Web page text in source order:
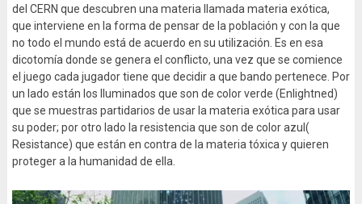
del CERN que descubren una materia llamada materia exótica,
que interviene en la forma de pensar de la población y con la que
no todo el mundo está de acuerdo en su utilización. Es en esa
dicotomía donde se genera el conflicto, una vez que se comience
el juego cada jugador tiene que decidir a que bando pertenece. Por
un lado están los Iluminados que son de color verde (Enlightned)
que se muestras partidarios de usar la materia exótica para usar
su poder; por otro lado la resistencia que son de color azul(
Resistance) que están en contra de la materia tóxica y quieren
proteger a la humanidad de ella.